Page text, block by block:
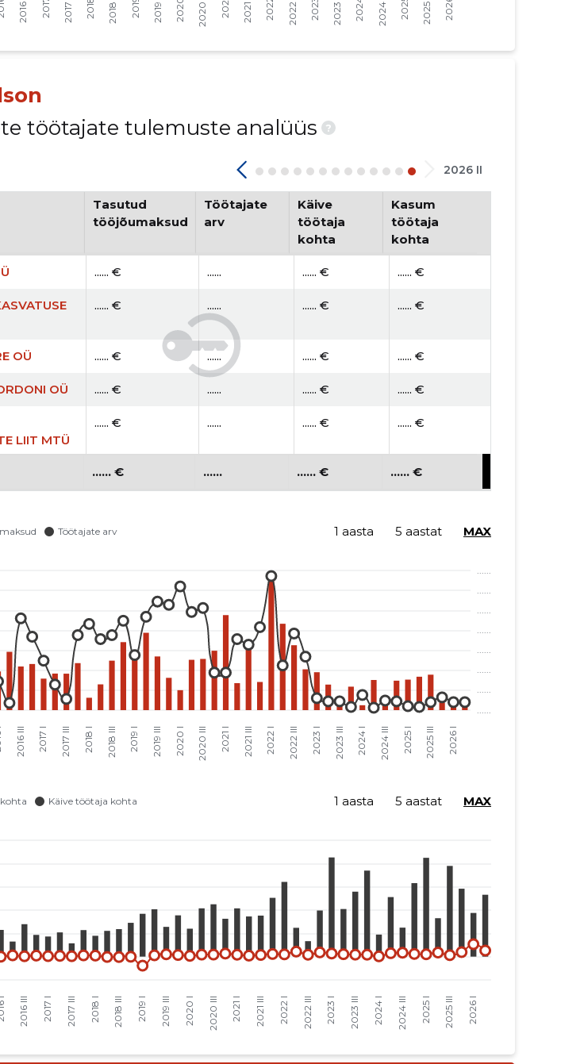
töötajate tulemuste analüüs
?
2026 II
Tasutud
tööjõumaksud
Töötajate
arv
Käive
töötaja
kohta
Kasum
töötaja
kohta
...... € ...... ...... € ...... €
...... € ...... ...... € ...... €
OÜ ...... € ...... ...... € ...... €
OÜ ...... € ...... ...... € ...... €
LIIT MTÜ
...... € ...... ...... € ...... €
TN 11
...... € ...... ...... € ...... €
...... € ...... ...... € ...... €
1 aasta 5 aastat MAX
1 aasta 5 aastat MAX